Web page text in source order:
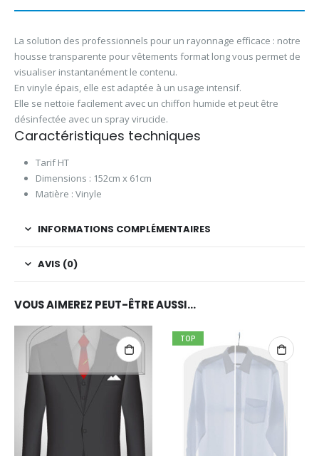
La solution des professionnels pour un rayonnage efficace : notre
housse transparente pour vêtements format long vous permet de
visualiser instantanément le contenu.
En vinyle épais, elle est adaptée à un usage intensif.
Elle se nettoie facilement avec un chiffon humide et peut être
désinfectée avec un spray virucide.
Caractéristiques techniques
Tarif HT
Dimensions : 152cm x 61cm
Matière : Vinyle
INFORMATIONS COMPLÉMENTAIRES
AVIS (0)
VOUS AIMEREZ PEUT-ÊTRE AUSSI…
TOP